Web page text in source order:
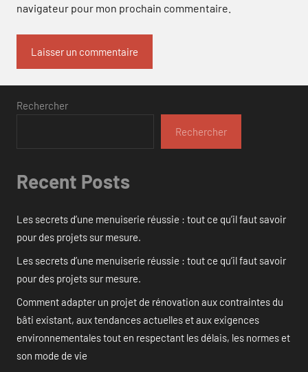
navigateur pour mon prochain commentaire.
Rechercher
Rechercher
Recent Posts
Les secrets d’une menuiserie réussie : tout ce qu’il faut savoir
pour des projets sur mesure.
Les secrets d’une menuiserie réussie : tout ce qu’il faut savoir
pour des projets sur mesure.
Comment adapter un projet de rénovation aux contraintes du
bâti existant, aux tendances actuelles et aux exigences
environnementales tout en respectant les délais, les normes et
son mode de vie